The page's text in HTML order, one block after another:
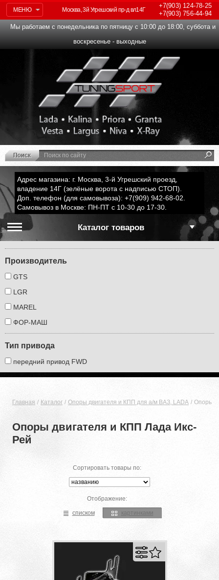
МЕНЮ
+7(903)124-78-25
+7(903)756-44-94
Москва, 3й Угрешский пр-д вл14Г
Мы работаем с понедельника по пятницу с 10:00 до 18:00, суббота и
воскресенье - выходные
Адрес магазина: г. Москва, 3-й Угрешский проезд,
владение 14Г (зелёные ворота с надписью СТОП).
Доп. телефон (для самовывоза): +7(909) 942-68-02.
Самовывоз в Москве: ПН-ПТ с 10-30 до 17-30.
Каталог товаров
Производитель
GTS
LGR
MAREL
ФОР-МАШ
Тип привода
передний привод FWD
Главная Каталог Опоры двигателя и КПП для а/м ВАЗ, LADA Опоры
Опоры двигателя и КПП Лада Икс-
Рей
Сортировать товары по:
Отображение:
списком картинками